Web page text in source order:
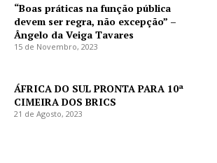
“Boas práticas na função pública
devem ser regra, não excepção” –
Ângelo da Veiga Tavares
15 de Novembro, 2023
ÁFRICA DO SUL PRONTA PARA 10ª
CIMEIRA DOS BRICS
21 de Agosto, 2023